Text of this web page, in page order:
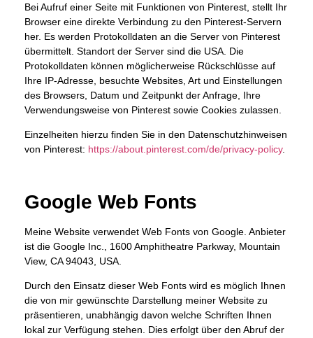
Bei Aufruf einer Seite mit Funktionen von Pinterest, stellt Ihr
Browser eine direkte Verbindung zu den Pinterest-Servern
her. Es werden Protokolldaten an die Server von Pinterest
übermittelt. Standort der Server sind die USA. Die
Protokolldaten können möglicherweise Rückschlüsse auf
Ihre IP-Adresse, besuchte Websites, Art und Einstellungen
des Browsers, Datum und Zeitpunkt der Anfrage, Ihre
Verwendungsweise von Pinterest sowie Cookies zulassen.
Einzelheiten hierzu finden Sie in den Datenschutzhinweisen
von Pinterest: https://about.pinterest.com/de/privacy-policy.
Google Web Fonts
Meine Website verwendet Web Fonts von Google. Anbieter
ist die Google Inc., 1600 Amphitheatre Parkway, Mountain
View, CA 94043, USA.
Durch den Einsatz dieser Web Fonts wird es möglich Ihnen
die von mir gewünschte Darstellung meiner Website zu
präsentieren, unabhängig davon welche Schriften Ihnen
lokal zur Verfügung stehen. Dies erfolgt über den Abruf der